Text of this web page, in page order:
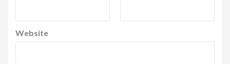
Website